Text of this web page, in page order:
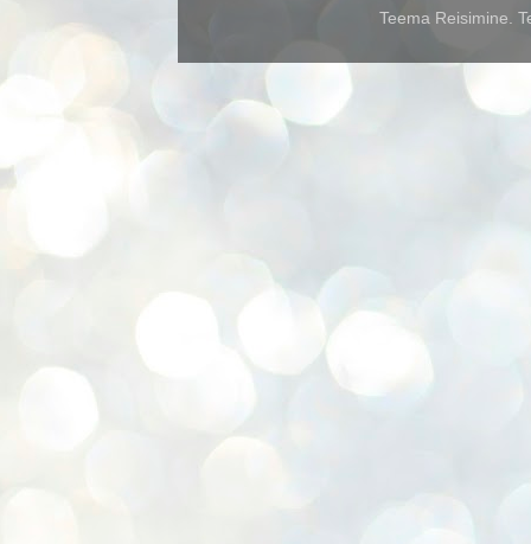
Teema Reisimine.